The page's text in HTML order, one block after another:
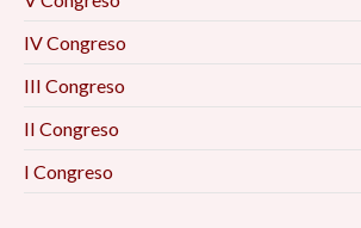
IV Congreso
III Congreso
II Congreso
I Congreso